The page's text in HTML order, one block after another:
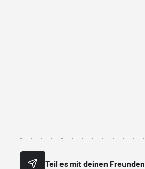
Teil es mit deinen Freunden